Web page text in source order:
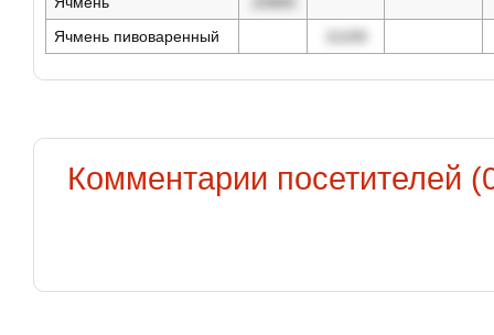
Ячмень пивоваренный
11100
Комментарии посетителей